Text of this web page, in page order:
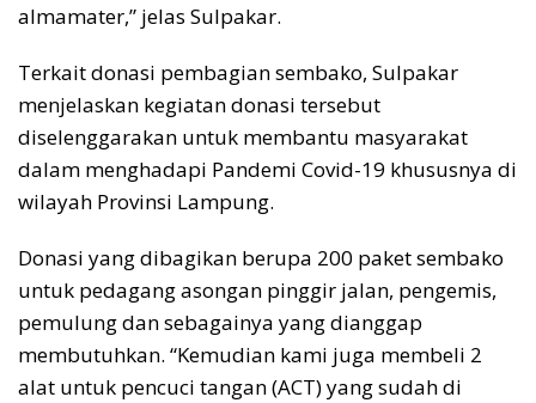
almamater,” jelas Sulpakar.
Terkait donasi pembagian sembako, Sulpakar
menjelaskan kegiatan donasi tersebut
diselenggarakan untuk membantu masyarakat
dalam menghadapi Pandemi Covid-19 khususnya di
wilayah Provinsi Lampung.
Donasi yang dibagikan berupa 200 paket sembako
untuk pedagang asongan pinggir jalan, pengemis,
pemulung dan sebagainya yang dianggap
membutuhkan. “Kemudian kami juga membeli 2
alat untuk pencuci tangan (ACT) yang sudah di